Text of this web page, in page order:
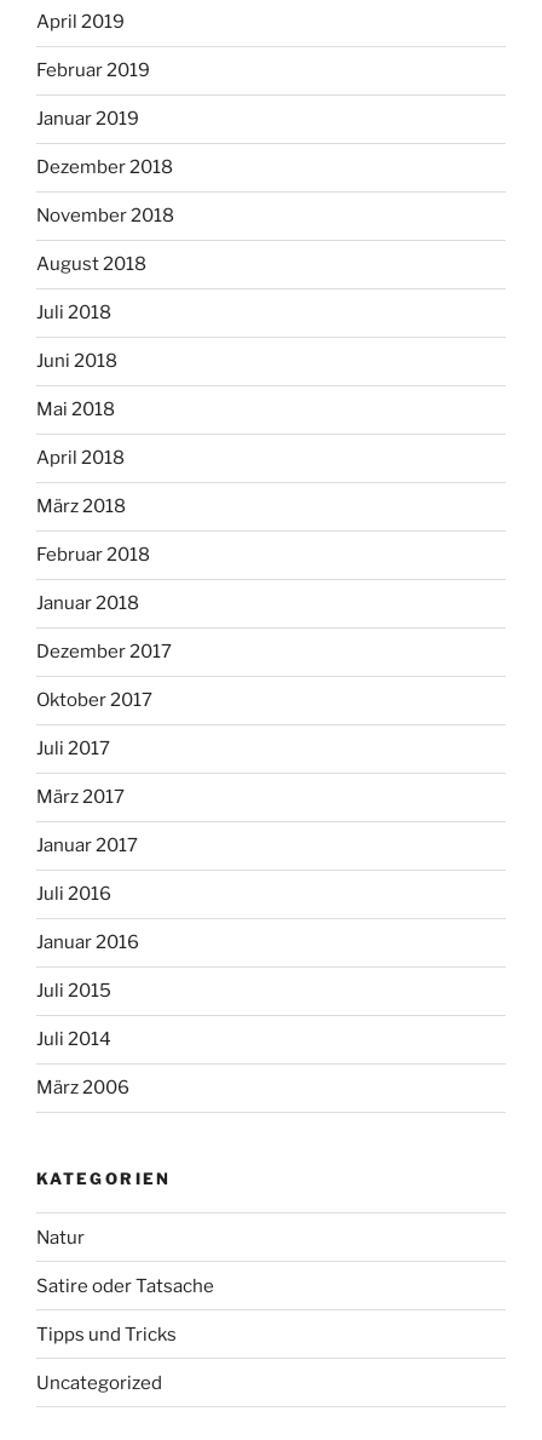
April 2019
Februar 2019
Januar 2019
Dezember 2018
November 2018
August 2018
Juli 2018
Juni 2018
Mai 2018
April 2018
März 2018
Februar 2018
Januar 2018
Dezember 2017
Oktober 2017
Juli 2017
März 2017
Januar 2017
Juli 2016
Januar 2016
Juli 2015
Juli 2014
März 2006
KATEGORIEN
Natur
Satire oder Tatsache
Tipps und Tricks
Uncategorized